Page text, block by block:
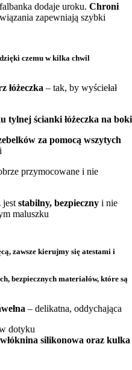
dodaje uroku.Chroni
zapewniają szybki
czemu w kilka chwil
łóżeczka – tak, by wyściełał
tylnej ścianki łóżeczka na boki
za pomocą wszytych
przymocowane i nie
jeststabilny, bezpieczny i nie
maluszku
, zawsze kierujmy się atestami i
bezpiecznych materiałów, które są
– delikatna, oddychająca
dotyku
silikonowa oraz kulka